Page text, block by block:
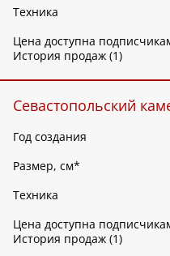
Техника
Цена доступна
История продаж (1)
Севастопольский
Год создания
Размер, см*
Техника
Цена доступна
История продаж (1)